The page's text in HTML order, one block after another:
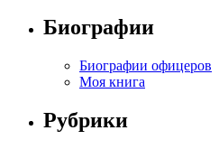
Биографии
Биографии офицеров
Моя книга
Рубрики